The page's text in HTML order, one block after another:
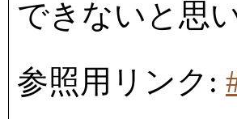
できないと思
参照用リンク: